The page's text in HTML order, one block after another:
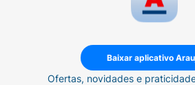
Mega Tubo (Leve
Embalagem:Tubo com
Baixar aplicativo
Ofertas, novidades e